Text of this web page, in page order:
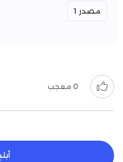
مصدر 1
0 معجب